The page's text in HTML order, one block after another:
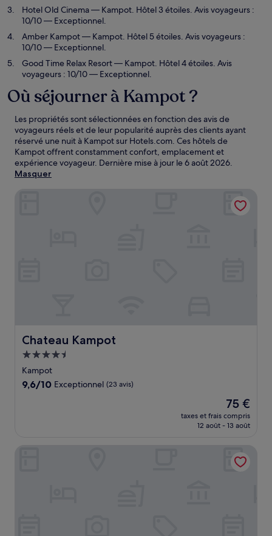
Hotel Old Cinema— Kampot. Hôtel 3 étoiles. Avis voyageurs :
10/10 — Exceptionnel.
Amber Kampot— Kampot. Hôtel 5 étoiles. Avis voyageurs :
10/10 — Exceptionnel.
Good Time Relax Resort— Kampot. Hôtel 4 étoiles. Avis
voyageurs : 10/10 — Exceptionnel.
Où séjourner à Kampot ?
Les propriétés sont sélectionnées en fonction des avis de
voyageurs réels et de leur popularité auprès des clients ayant
réservé une nuit à Kampot sur Hotels.com. Ces hôtels de
Kampot offrent constamment confort, emplacement et
expérience voyageur. Dernière mise à jour le6 août 2026.
Masquer
Chateau Kampot
Chateau Kampot
Hébergement
4.5 étoiles
Kampot
9.6
9,6/10 Exceptionnel (23 avis)
Le
nouveau
prix
de
75 €
75 €
taxes et frais compris
12 août - 13 août